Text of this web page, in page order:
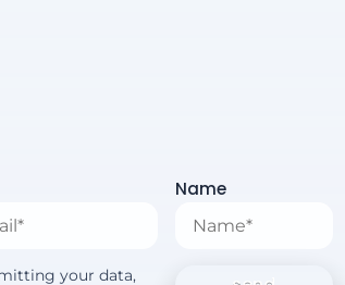
Name
your data,